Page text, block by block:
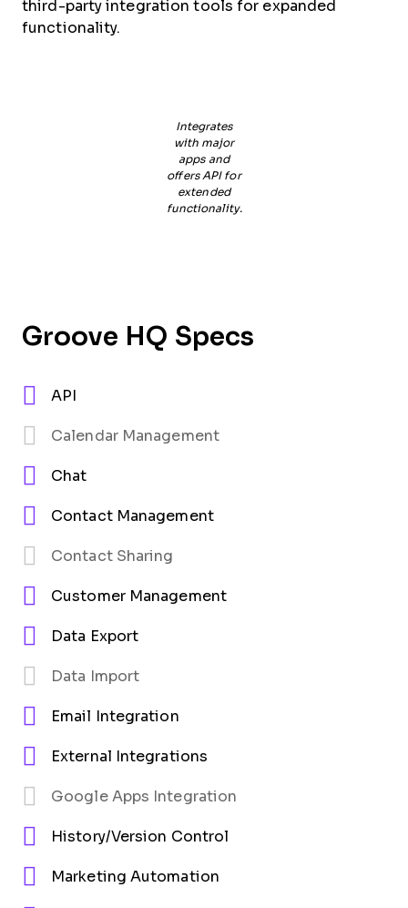
third-party integration tools for expanded
functionality.
Integrates
with major
apps and
offers API for
extended
functionality.
Groove HQ Specs
API
Calendar Management
Chat
Contact Management
Contact Sharing
Customer Management
Data Export
Data Import
Email Integration
External Integrations
Google Apps Integration
History/Version Control
Marketing Automation